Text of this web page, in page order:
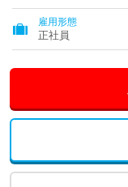
雇用形態
正社員